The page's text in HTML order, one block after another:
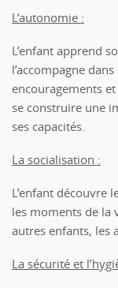
L’autonomie :
L’enfant apprend
l’accompagne
encouragements
se construire une
ses capacités.
La socialisation :
L’enfant découvre
les moments de la
autres enfants, les
La sécurité et